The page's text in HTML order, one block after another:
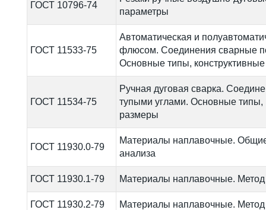
ГОСТ 10796-74
параметры
ГОСТ 11533-75
Автоматическая и
флюсом. Соединения сварные
Основные типы,
ГОСТ 11534-75
Ручная дуговая сварка.
тупыми углами. Основные типы,
размеры
ГОСТ 11930.0-79
Материалы наплавочные.
анализа
ГОСТ 11930.1-79 Материалы наплавочные. Метод
ГОСТ 11930.2-79 Материалы наплавочные.